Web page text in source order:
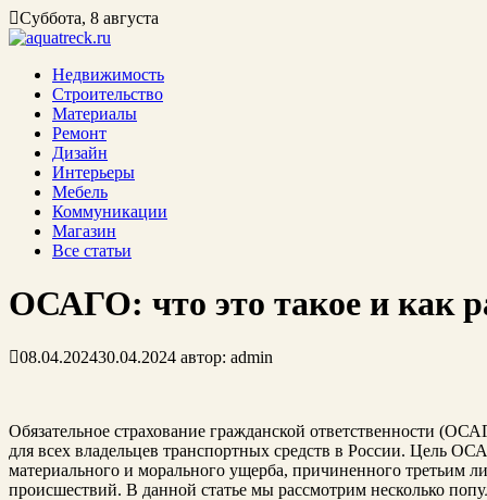
Суббота, 8 августа
Недвижимость
Строительство
Материалы
Ремонт
Дизайн
Интерьеры
Мебель
Коммуникации
Магазин
Все статьи
ОСАГО: что это такое и как
08.04.202430.04.2024 автор: admin
Обязательное страхование гражданской ответственности
для всех владельцев транспортных средств в России. Цель
материального и морального ущерба, причиненного третьим
происшествий. В данной статье мы рассмотрим несколько